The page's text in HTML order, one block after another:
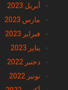
أبريل 2023
مارس 2023
فبراير 2023
يناير 2023
دجنبر 2022
نونبر 2022